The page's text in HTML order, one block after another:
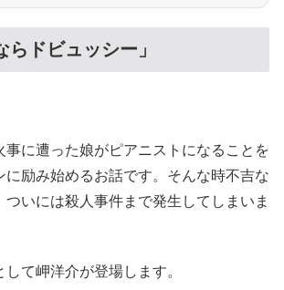
らドビュッシー」
事に遭った娘がピアニストになることを
に励み始めるお話です。そんな時不吉な
ついには殺人事件まで発生してしまいま
て岬洋介が登場します。